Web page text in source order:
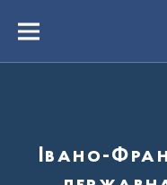
вмістуMenu
Івано-